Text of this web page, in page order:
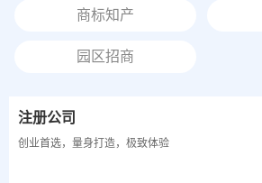
商标知产
园区招商
注册公司
创业首选，量身打造，极致体验